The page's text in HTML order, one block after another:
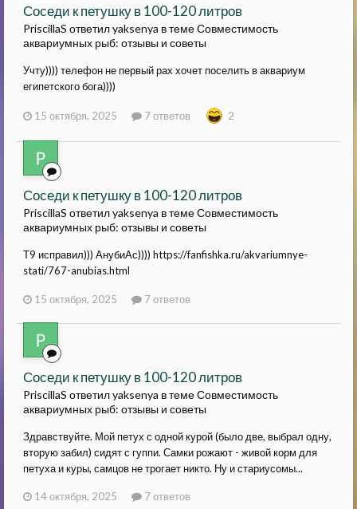
Соседи к петушку в 100-120 литров
PriscillaS ответил yaksenya в темеСовместимость
аквариумных рыб: отзывы и советы
Учту)))) телефон не первый рах хочет поселить в аквариум
египетского бога))))
15 октября, 2025 7 ответов 2
Соседи к петушку в 100-120 литров
PriscillaS ответил yaksenya в темеСовместимость
аквариумных рыб: отзывы и советы
Т9 исправил))) АнубиАс)))) https://fanfishka.ru/akvariumnye-
stati/767-anubias.html
15 октября, 2025 7 ответов
Соседи к петушку в 100-120 литров
PriscillaS ответил yaksenya в темеСовместимость
аквариумных рыб: отзывы и советы
Здравствуйте. Мой петух с одной курой (было две, выбрал одну,
вторую забил) сидят с гуппи. Самки рожают - живой корм для
петуха и куры, самцов не трогает никто. Ну и стариусомы...
14 октября, 2025 7 ответов